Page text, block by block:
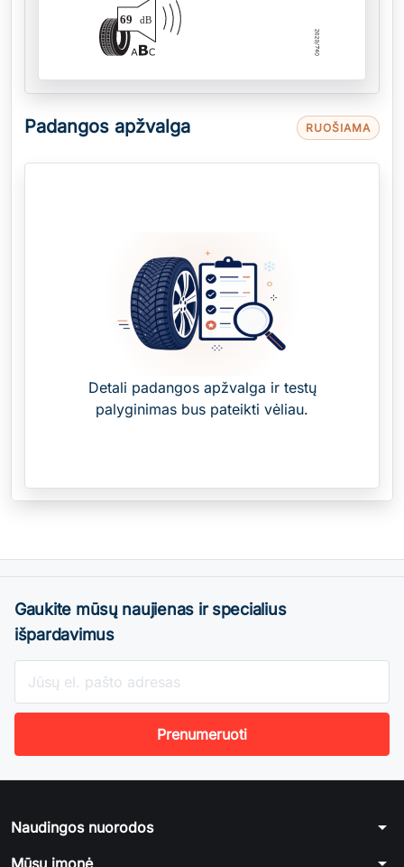
69 dB
Padangos apžvalga RUOŠIAMA
Detali padangos apžvalga ir testų
palyginimas bus pateikti vėliau.
Gaukite mūsų naujienas ir specialius
išpardavimus
Naudingos nuorodos arrow_drop_down